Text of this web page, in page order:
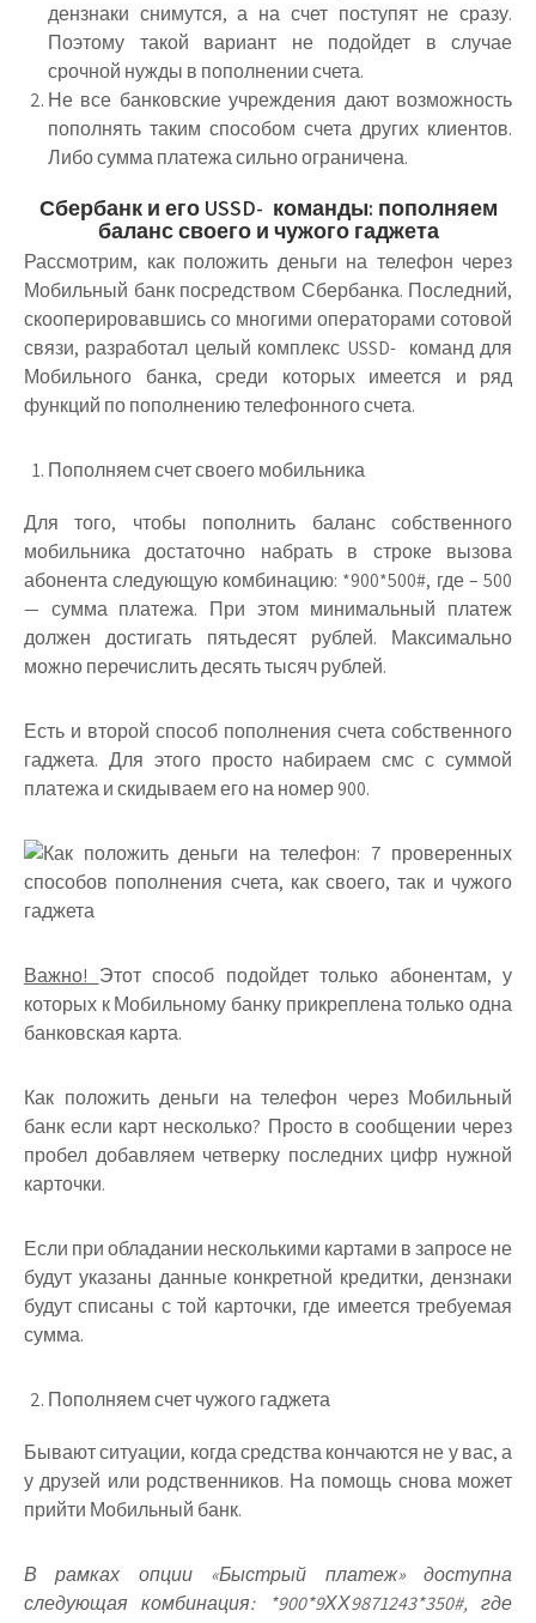
дензнаки снимутся, а на счет поступят не сразу.
Поэтому такой вариант не подойдет в случае
срочной нужды в пополнении счета.
Не все банковские учреждения дают возможность
пополнять таким способом счета других клиентов.
Либо сумма платежа сильно ограничена.
Сбербанк и его USSD- команды: пополняем
баланс своего и чужого гаджета
Рассмотрим, как положить деньги на телефон через
Мобильный банк посредством Сбербанка. Последний,
скооперировавшись со многими операторами сотовой
связи, разработал целый комплекс USSD- команд для
Мобильного банка, среди которых имеется и ряд
функций по пополнению телефонного счета.
Пополняем счет своего мобильника
Для того, чтобы пополнить баланс собственного
мобильника достаточно набрать в строке вызова
абонента следующую комбинацию: *900*500#, где – 500
— сумма платежа. При этом минимальный платеж
должен достигать пятьдесят рублей. Максимально
можно перечислить десять тысяч рублей.
Есть и второй способ пополнения счета собственного
гаджета. Для этого просто набираем смс с суммой
платежа и скидываем его на номер 900.
Важно! Этот способ подойдет только абонентам, у
которых к Мобильному банку прикреплена только одна
банковская карта.
Как положить деньги на телефон через Мобильный
банк если карт несколько? Просто в сообщении через
пробел добавляем четверку последних цифр нужной
карточки.
Если при обладании несколькими картами в запросе не
будут указаны данные конкретной кредитки, дензнаки
будут списаны с той карточки, где имеется требуемая
сумма.
Пополняем счет чужого гаджета
Бывают ситуации, когда средства кончаются не у вас, а
у друзей или родственников. На помощь снова может
прийти Мобильный банк.
В рамках опции «Быстрый платеж» доступна
следующая комбинация: *900*9ХХ9871243*350#, где